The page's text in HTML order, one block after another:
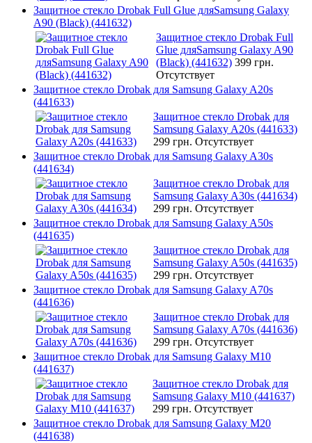
Защитное стекло Drobak Full Glue дляSamsung Galaxy
A90 (Black) (441632)
Защитное стекло Drobak Full
Glue дляSamsung Galaxy A90
(Black) (441632) 399 грн.
Отсутствует
Защитное стекло Drobak для Samsung Galaxy A20s
(441633)
Защитное стекло Drobak для
Samsung Galaxy A20s (441633)
299 грн. Отсутствует
Защитное стекло Drobak для Samsung Galaxy A30s
(441634)
Защитное стекло Drobak для
Samsung Galaxy A30s (441634)
299 грн. Отсутствует
Защитное стекло Drobak для Samsung Galaxy A50s
(441635)
Защитное стекло Drobak для
Samsung Galaxy A50s (441635)
299 грн. Отсутствует
Защитное стекло Drobak для Samsung Galaxy A70s
(441636)
Защитное стекло Drobak для
Samsung Galaxy A70s (441636)
299 грн. Отсутствует
Защитное стекло Drobak для Samsung Galaxy M10
(441637)
Защитное стекло Drobak для
Samsung Galaxy M10 (441637)
299 грн. Отсутствует
Защитное стекло Drobak для Samsung Galaxy M20
(441638)